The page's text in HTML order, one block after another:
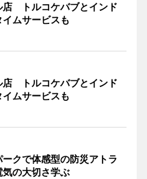
店 トルコケバブとインド
ムサービスも
店 トルコケバブとインド
ムサービスも
クで体感型の防災アトラ
の大切さ学ぶ